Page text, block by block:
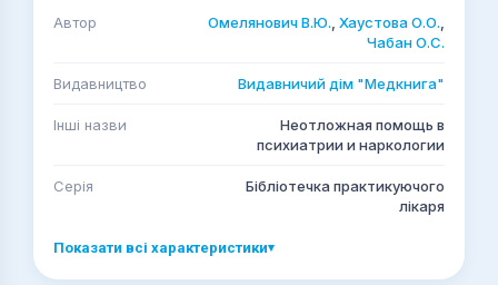
Автор Омелянович В.Ю. Хаустова О.О.
Чабан О.С.
Видавництво Видавничий дім "Медкнига"
Інші назви
Неотложная помощь в
психиатрии и наркологии
Серія
Бібліотечка практикуючого
лікаря
Показати всі характеристики▾